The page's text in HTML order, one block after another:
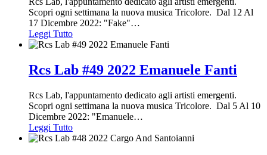
Scopri ogni settimana la nuova musica Tricolore. Dal 12 Al
17 Dicembre 2022: "Fake"…
Leggi Tutto
Rcs Lab #49 2022 Emanuele Fanti
Rcs Lab, l'appuntamento dedicato agli artisti emergenti.
Scopri ogni settimana la nuova musica Tricolore. Dal 5 Al 10
Dicembre 2022: "Emanuele…
Leggi Tutto